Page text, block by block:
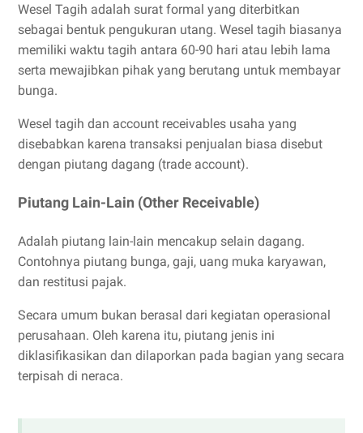
Wesel Tagih adalah surat formal yang diterbitkan
sebagai bentuk pengukuran utang. Wesel tagih biasanya
memiliki waktu tagih antara 60-90 hari atau lebih lama
serta mewajibkan pihak yang berutang untuk membayar
bunga.
Wesel tagih dan account receivables usaha yang
disebabkan karena transaksi penjualan biasa disebut
dengan piutang dagang (trade account).
Piutang Lain-Lain (Other Receivable)
Adalah piutang lain-lain mencakup selain dagang.
Contohnya piutang bunga, gaji, uang muka karyawan,
dan restitusi pajak.
Secara umum bukan berasal dari kegiatan operasional
perusahaan. Oleh karena itu, piutang jenis ini
diklasifikasikan dan dilaporkan pada bagian yang secara
terpisah di neraca.